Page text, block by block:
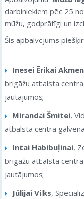
darbiniekiem pēc 25
mūžu, godprātīgi un
Šis apbalvojums
Inesei Ērikai
brigāžu atbalsta
jautājumos;
Mirandai Šmitei,
atbalsta centra
Intai Habibuļinai,
brigāžu atbalsta
jautājumos;
Jūlijai Vilks,